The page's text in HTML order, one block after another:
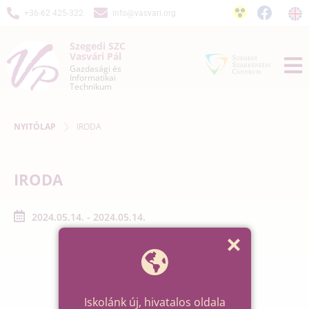
+36-62 425-322 info@vasvari.org
Szegedi SZC
Vasvári Pál
Gazdasági és
Informatikai
Technikum
NYITÓLAP IRODA
IRODA
2024.05.14. - 2024.05.14.
Iskolánk új, hivatalos oldala